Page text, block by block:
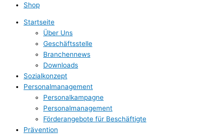
Shop
Startseite
Über Uns
Geschäftsstelle
Branchennews
Downloads
Sozialkonzept
Personalmanagement
Personalkampagne
Personalmanagement
Förderangebote für Beschäftigte
Prävention